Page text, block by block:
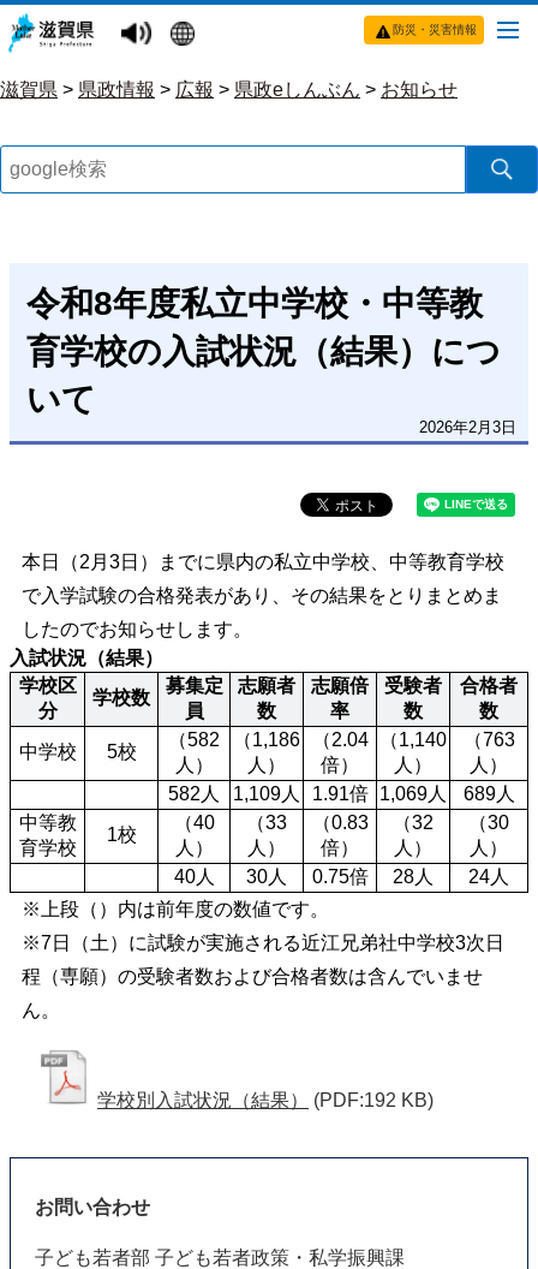
防災・災害情報
滋賀県 > 県政情報 > 広報 > 県政eしんぶん > お知らせ
令和8年度私立中学校・中等教
育学校の入試状況（結果）につ
いて
2026年2月3日
本日（2月3日）までに県内の私立中学校、中等教育学校
で入学試験の合格発表があり、その結果をとりまとめま
したのでお知らせします。
入試状況（結果）
学校区
分
学校数
募集定
員
志願者
数
志願倍
率
受験者
数
合格者
数
中学校
5校
（582
人）
（1,186
人）
（2.04
倍）
（1,140
人）
（763
人）
582人
1,109人 1.91倍 1,069人
689人
中等教
育学校
1校
（40
人）
（33
人）
（0.83
倍）
（32
人）
（30
人）
40人
30人 0.75倍 28人
24人
※上段（）内は前年度の数値です。
※7日（土）に試験が実施される近江兄弟社中学校3次日
程（専願）の受験者数および合格者数は含んでいませ
ん。
学校別入試状況（結果） (PDF:192 KB)
お問い合わせ
子ども若者部 子ども若者政策・私学振興課